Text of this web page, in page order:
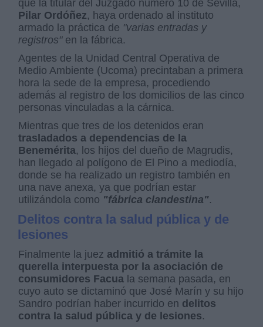
que la titular del Juzgado número 10 de Sevilla,
Pilar Ordóñez, haya ordenado al instituto
armado la práctica de "varias entradas y
registros"en la fábrica.
Agentes de la Unidad Central Operativa de
Medio Ambiente (Ucoma) precintaban a primera
hora la sede de la empresa, procediendo
además al registro de los domicilios de las cinco
personas vinculadas a la cárnica.
Mientras que tres de los detenidos eran
trasladados a dependencias de la
Benemérita, los hijos del dueño de Magrudis,
han llegado al polígono de El Pino a mediodía,
donde se ha realizado un registro también en
una nave anexa, ya que podrían estar
utilizándola como "fábrica clandestina".
Delitos contra la salud pública y de
lesiones
Finalmente la juez admitió a trámite la
querella interpuesta por la asociación de
consumidores Facua la semana pasada, en
cuyo auto se dictaminó que José Marín y su hijo
Sandro podrían haber incurrido en delitos
contra la salud pública y de lesiones.